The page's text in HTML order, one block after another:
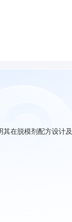
其在脱模剂配方设计及